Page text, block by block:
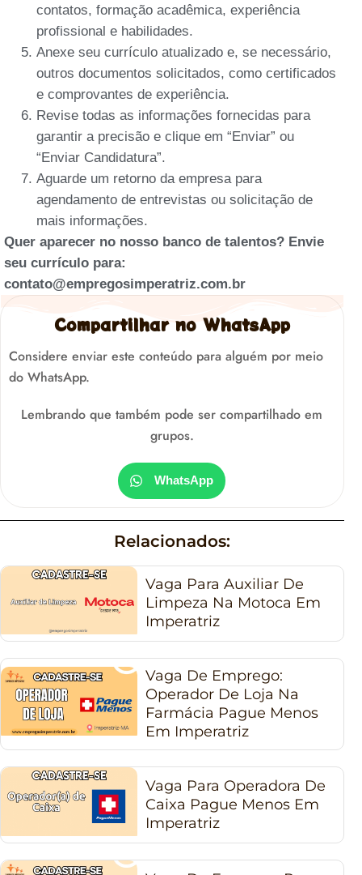
contatos, formação acadêmica, experiência
profissional e habilidades.
Anexe seu currículo atualizado e, se necessário,
outros documentos solicitados, como certificados
e comprovantes de experiência.
Revise todas as informações fornecidas para
garantir a precisão e clique em “Enviar” ou
“Enviar Candidatura”.
Aguarde um retorno da empresa para
agendamento de entrevistas ou solicitação de
mais informações.
Quer aparecer no nosso banco de talentos? Envie
seu currículo para:
contato@empregosimperatriz.com.br
Compartilhar no WhatsApp
Considere enviar este conteúdo para alguém por meio
do WhatsApp.
Lembrando que também pode ser compartilhado em
grupos.
WhatsApp
Relacionados:
Vaga Para Auxiliar De
Limpeza Na Motoca Em
Imperatriz
Vaga De Emprego:
Operador De Loja Na
Farmácia Pague Menos
Em Imperatriz
Vaga Para Operadora De
Caixa Pague Menos Em
Imperatriz